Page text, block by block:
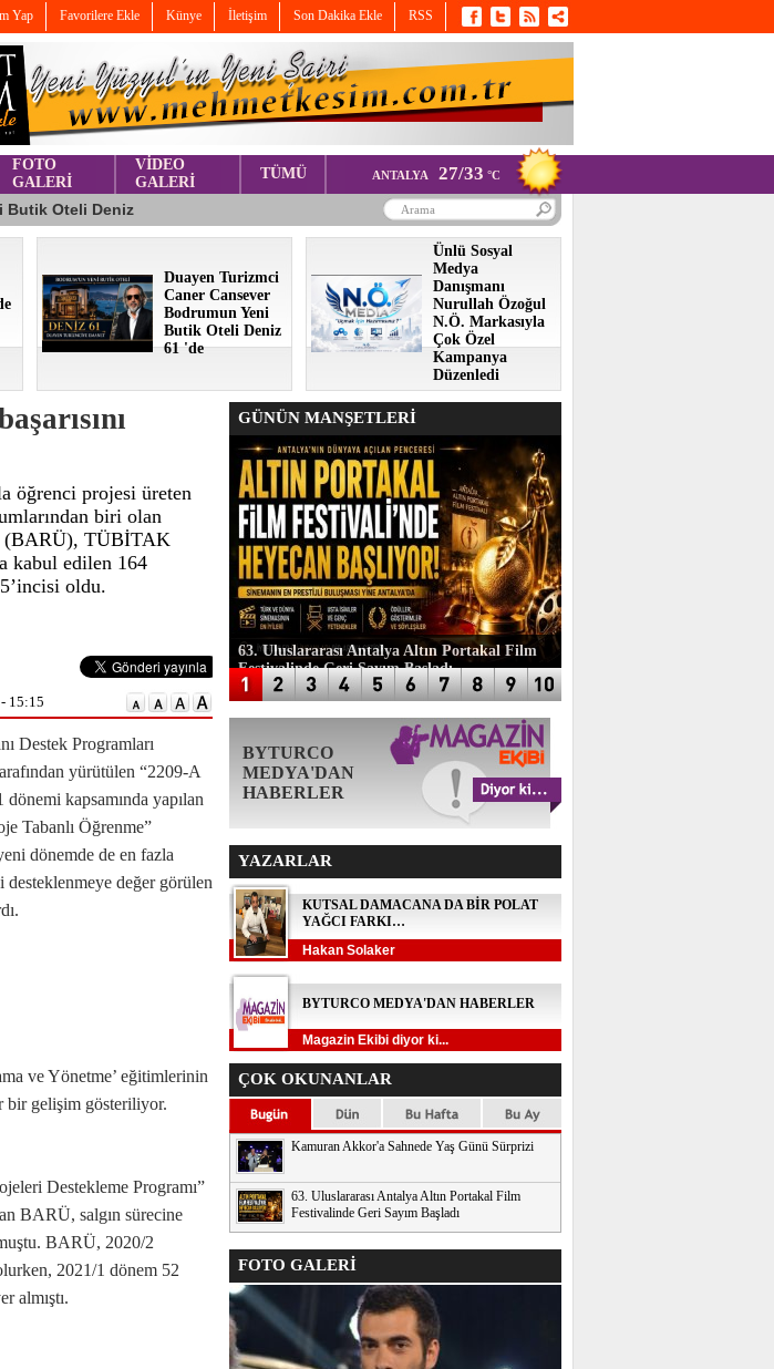
Yap Favorilere Ekle Künye İletişim Son Dakika Ekle RSS
FOTO
GALERİ
VİDEO
GALERİ
TÜMÜ ANTALYA 27/33 °C
Duayen Turizmci
Caner Cansever
Bodrumun Yeni
Butik Oteli Deniz
61 'de
Ünlü Sosyal
Medya
Danışmanı
Nurullah Özoğul
N.Ö. Markasıyla
Çok Özel
Kampanya
Düzenledi
öğrenci projesi üreten
biri olan
(BARÜ), TÜBİTAK
kabul edilen 164
oldu.
- 15:15
Destek Programları
yürütülen “2209-A
kapsamında yapılan
Tabanlı Öğrenme”
dönemde de en fazla
değer görülen
ve Yönetme’ eğitimlerinin
bir gelişim gösteriliyor.
Destekleme Programı”
BARÜ, salgın sürecine
BARÜ, 2020/2
2021/1 dönem 52
almıştı.
GÜNÜN MANŞETLERİ
63. Uluslararası Antalya Altın Portakal Film
Festivalinde Geri Sayım Başladı
BYTURCO
MEDYA'DAN
HABERLER
YAZARLAR
KUTSAL DAMACANA DA BİR POLAT
YAĞCI FARKI…
Hakan Solaker
BYTURCO MEDYA'DAN HABERLER
Magazin Ekibi diyor ki...
ÇOK OKUNANLAR
Kamuran Akkor'a Sahnede Yaş Günü Sürprizi
63. Uluslararası Antalya Altın Portakal Film
Festivalinde Geri Sayım Başladı
FOTO GALERİ